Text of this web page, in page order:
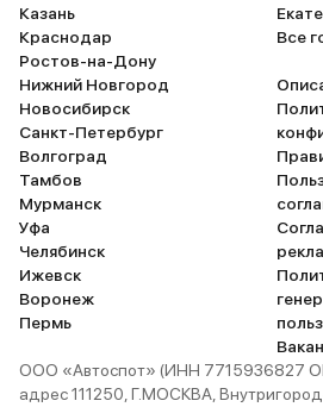
Казань
Краснодар
Ростов-на-Дону
Нижний Новгород
Новосибирск
Санкт-Петербург
Волгоград
Тамбов
Мурманск
Уфа
Челябинск
Ижевск
Воронеж
Пермь
Все
ООО «Автоспот» (ИНН 7715936827
адрес 111250, Г.МОСКВА,